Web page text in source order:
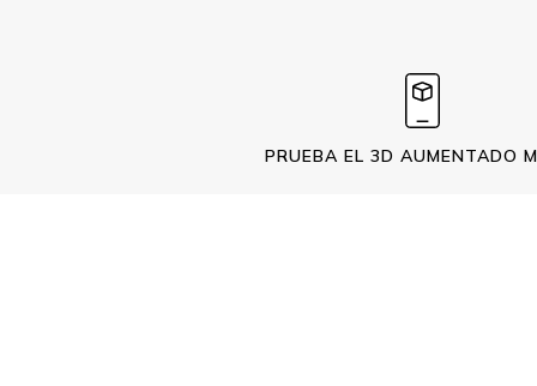
PRUEBA EL 3D AUMENTADO